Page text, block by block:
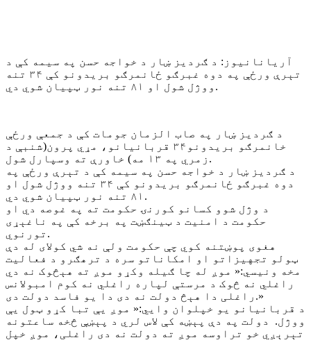
آریانانیوز: د ګردیز ښار د خواجه حسن په سیمه کې د
تېرې ورځې په دوه غبرګو ځانمرګو بریدونو کې ۳۴ تنه
ووژل شول او ۸۱ تنه نور ټپيان شوي دي.
د ګردیز ښار په صاب الزمان جومات کې د جمعې ورځې
خانمرګو بریدونو۳۴ قربانیانو، مړي پرون(شنبې د
زمري په ۱۳ مه) خاورې ته وسپارل شول.
د ګردیز ښار د خواجه حسن په سیمه کې د تېرې ورځې په
دوه غبرګو ځانمرګو بریدونو کې ۳۴ تنه ووژل شول او
۸۱ تنه نور ټپيان شوي دي.
د وژل شوو کسانو کورنۍ حکومت ته په غوصه دي او
حکومت د امنیت د ټینګښت په برخه کې په ناغېړی
تورنوي.
هغوی پوښتنه کوي چې حکومت ولې نه شي کولای له دې
ټولو تجهیزاتو او امکاناتو سره د ترهګرو د فعالیت
مخه ونیسي:« موږ له چا ګیله وکړو موږ ته هېڅوک نه دي
راغلي نه څوک د مرستې لپاره راغلي نه کوم امبولانس
راغلی دا هېڅ دولت نه دی دا یو فاسد دولت دی.»
د قربانیانو یو خپلوان وايي:« موږ یې تبا کړو ټول یې
ووژل. دولت په دې پېښه کې لاس لري د پېښې څخه ساعتونه
تېرېږي خو تراوسه موږ ته دولت نه دی راغلی، موږ خپل